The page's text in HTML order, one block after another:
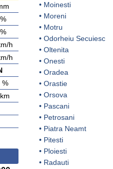
h
h
%
km
• Moinesti
• Moreni
• Motru
• Odorheiu Secuiesc
• Oltenita
• Onesti
• Oradea
• Orastie
• Orsova
• Pascani
• Petrosani
• Piatra Neamt
• Pitesti
• Ploiesti
• Radauti